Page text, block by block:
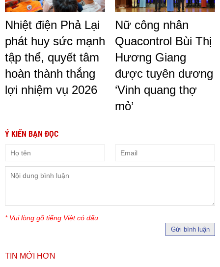
Nhiệt điện Phả Lại
phát huy sức mạnh
tập thể, quyết tâm
hoàn thành thắng
lợi nhiệm vụ 2026
Nữ công nhân
Quacontrol Bùi Thị
Hương Giang
được tuyên dương
‘Vinh quang thợ
mỏ’
Ý KIẾN BẠN ĐỌC
* Vui lòng gõ tiếng Việt có dấu
Gửi bình luận
TIN MỚI HƠN